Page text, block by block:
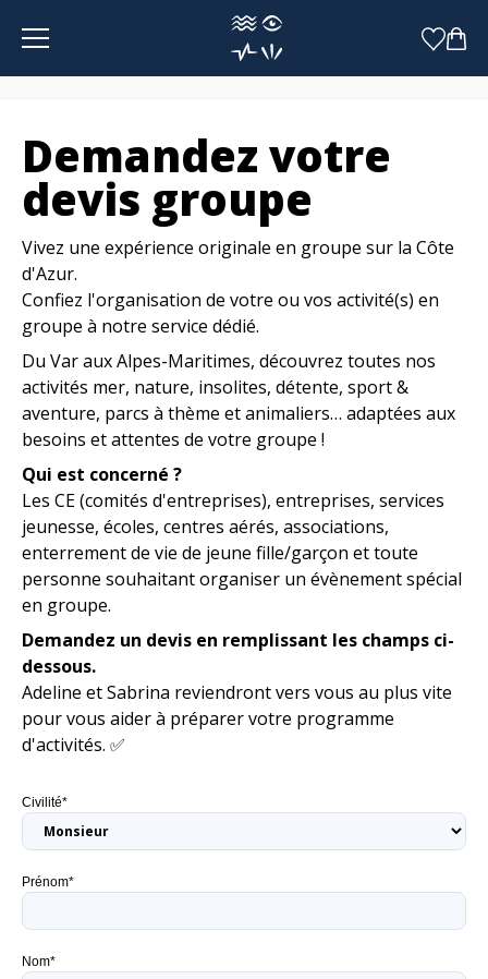
Panneau de gestion des cookies
Demandez votre
devis groupe
Vivez une expérience originale en groupe sur la Côte
d'Azur.
Confiez l'organisation de votre ou vos activité(s) en
groupe à notre service dédié.
Du Var aux Alpes-Maritimes, découvrez toutes nos
activités mer, nature, insolites, détente, sport &
aventure, parcs à thème et animaliers… adaptées aux
besoins et attentes de votre groupe !
Qui est concerné ?
Les CE (comités d'entreprises), entreprises, services
jeunesse, écoles, centres aérés, associations,
enterrement de vie de jeune fille/garçon et toute
personne souhaitant organiser un évènement spécial
en groupe.
Demandez un devis en remplissant les champs ci-
dessous.
Adeline et Sabrina reviendront vers vous au plus vite
pour vous aider à préparer votre programme
d'activités. ✅
Civilité*
Prénom*
Nom*